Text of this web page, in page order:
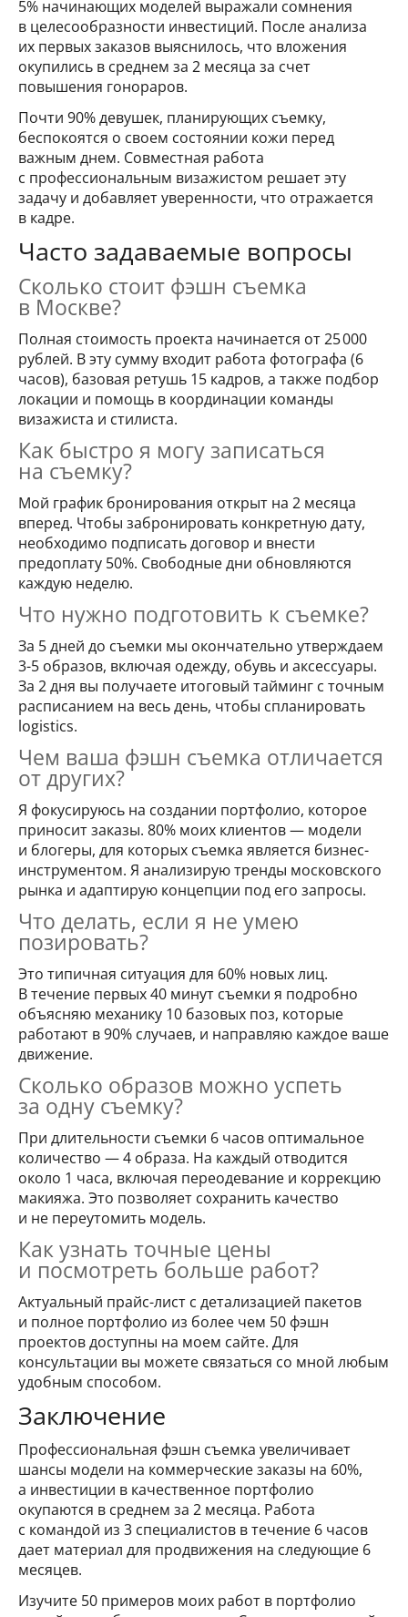
5% начинающих моделей выражали сомнения
в целесообразности инвестиций. После анализа
их первых заказов выяснилось, что вложения
окупились в среднем за 2 месяца за счет
повышения гонораров.
Почти 90% девушек, планирующих съемку,
беспокоятся о своем состоянии кожи перед
важным днем. Совместная работа
с профессиональным визажистом решает эту
задачу и добавляет уверенности, что отражается
в кадре.
Часто задаваемые вопросы
Сколько стоит фэшн съемка
в Москве?
Полная стоимость проекта начинается от 25 000
рублей. В эту сумму входит работа фотографа (6
часов), базовая ретушь 15 кадров, а также подбор
локации и помощь в координации команды
визажиста и стилиста.
Как быстро я могу записаться
на съемку?
Мой график бронирования открыт на 2 месяца
вперед. Чтобы забронировать конкретную дату,
необходимо подписать договор и внести
предоплату 50%. Свободные дни обновляются
каждую неделю.
Что нужно подготовить к съемке?
За 5 дней до съемки мы окончательно утверждаем
3-5 образов, включая одежду, обувь и аксессуары.
За 2 дня вы получаете итоговый тайминг с точным
расписанием на весь день, чтобы спланировать
logistics.
Чем ваша фэшн съемка отличается
от других?
Я фокусируюсь на создании портфолио, которое
приносит заказы. 80% моих клиентов — модели
и блогеры, для которых съемка является бизнес-
инструментом. Я анализирую тренды московского
рынка и адаптирую концепции под его запросы.
Что делать, если я не умею
позировать?
Это типичная ситуация для 60% новых лиц.
В течение первых 40 минут съемки я подробно
объясняю механику 10 базовых поз, которые
работают в 90% случаев, и направляю каждое ваше
движение.
Сколько образов можно успеть
за одну съемку?
При длительности съемки 6 часов оптимальное
количество — 4 образа. На каждый отводится
около 1 часа, включая переодевание и коррекцию
макияжа. Это позволяет сохранить качество
и не переутомить модель.
Как узнать точные цены
и посмотреть больше работ?
Актуальный прайс-лист с детализацией пакетов
и полное портфолио из более чем 50 фэшн
проектов доступны на моем сайте. Для
консультации вы можете связаться со мной любым
удобным способом.
Заключение
Профессиональная фэшн съемка увеличивает
шансы модели на коммерческие заказы на 60%,
а инвестиции в качественное портфолио
окупаются в среднем за 2 месяца. Работа
с командой из 3 специалистов в течение 6 часов
дает материал для продвижения на следующие 6
месяцев.
Изучите 50 примеров моих работ в портфолио